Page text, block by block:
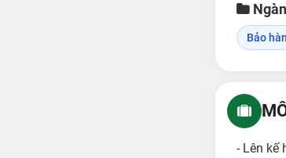
Bảo
- Lên kế